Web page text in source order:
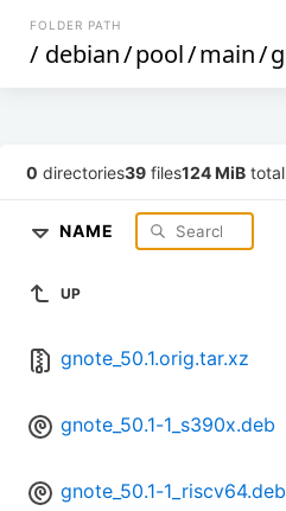
FOLDER PATH
/ debian/pool/main/g
0 directories39 files124 MiB total
NAME
UP
gnote_50.1.orig.tar.xz
gnote_50.1-1_s390x.deb
gnote_50.1-1_riscv64.deb